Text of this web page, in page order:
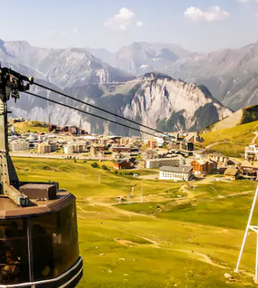
las teclas de las flechas hacia arriba y hacia abajo, o